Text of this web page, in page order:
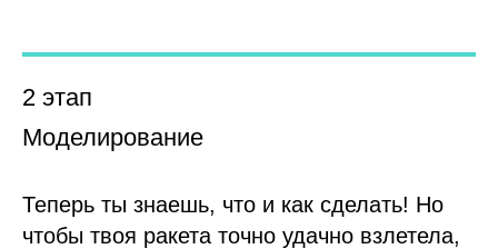
2 этап
Моделирование
Теперь ты знаешь, что и как сделать! Но
чтобы твоя ракета точно удачно взлетела,